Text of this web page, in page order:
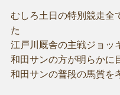
むしろ土日の特別競走全
た
江戸川厩舎の主戦ジョッ
和田サンの方が明らかに
和田サンの普段の馬質を